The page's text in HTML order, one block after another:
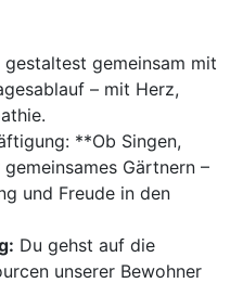
gestaltest gemeinsam mit
– mit Herz,
**Ob Singen,
Gärtnern –
und Freude in den
Du gehst auf die
unserer Bewohner